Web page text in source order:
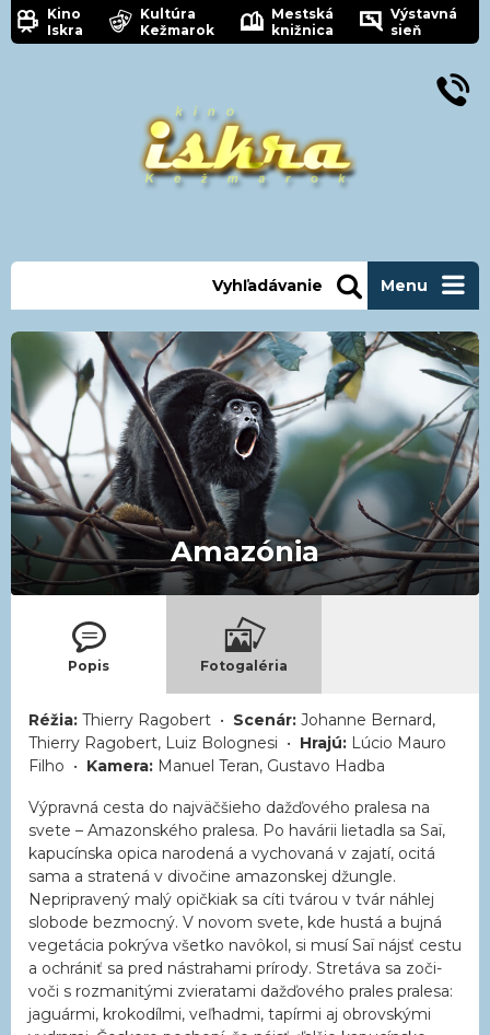
Kino
Iskra
Kultúra
Kežmarok
Mestská
knižnica
Výstavná
sieň
Menu
Vyhľadávanie
Amazónia
Popis Fotogaléria
Réžia: Thierry Ragobert • Scenár: Johanne Bernard,
Thierry Ragobert, Luiz Bolognesi • Hrajú: Lúcio Mauro
Filho • Kamera: Manuel Teran, Gustavo Hadba
Výpravná cesta do najväčšieho dažďového pralesa na
svete – Amazonského pralesa. Po havárii lietadla sa Saï,
kapucínska opica narodená a vychovaná v zajatí, ocitá
sama a stratená v divočine amazonskej džungle.
Nepripravený malý opičkiak sa cíti tvárou v tvár náhlej
slobode bezmocný. V novom svete, kde hustá a bujná
vegetácia pokrýva všetko navôkol, si musí Saï nájsť cestu
a ochrániť sa pred nástrahami prírody. Stretáva sa zoči-
voči s rozmanitými zvieratami dažďového prales pralesa:
jaguármi, krokodílmi, veľhadmi, tapírmi aj obrovskými